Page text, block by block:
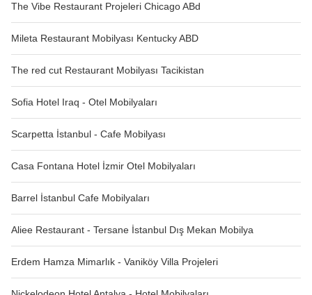
The Vibe Restaurant Projeleri Chicago ABd
Mileta Restaurant Mobilyası Kentucky ABD
The red cut Restaurant Mobilyası Tacikistan
Sofia Hotel Iraq - Otel Mobilyaları
Scarpetta İstanbul - Cafe Mobilyası
Casa Fontana Hotel İzmir Otel Mobilyaları
Barrel İstanbul Cafe Mobilyaları
Aliee Restaurant - Tersane İstanbul Dış Mekan Mobilya
Erdem Hamza Mimarlık - Vaniköy Villa Projeleri